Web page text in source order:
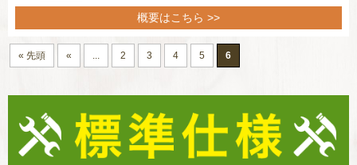
概要はこちら >>
« 先頭 « ... 2 3 4 5 6